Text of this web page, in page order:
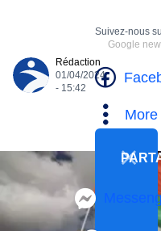
Rédaction
01/04/2024
- 15:42
Suivez-nous
Google
More